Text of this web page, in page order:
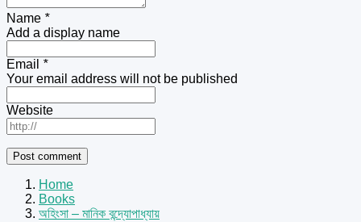
Name *
Add a display name
Email *
Your email address will not be published
Website
Home
Books
অহিংসা – মানিক বন্দ্যোপাধ্যায়